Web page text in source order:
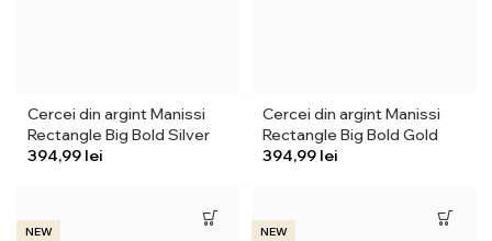
Cercei din argint Manissi
Rectangle Big Bold Silver
lei
Cercei din argint Manissi
Rectangle Big Bold Gold
lei
NEW NEW